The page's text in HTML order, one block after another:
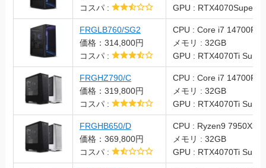
コスパ :
GPU : RTX4070Super
FRGLB760/SG2
価格：314,800円
コスパ :
CPU : Core i7 14700F
メモリ : 32GB
GPU : RTX4070Ti Super
FRGHZ790/C
価格：319,800円
コスパ :
CPU : Core i7 14700F
メモリ : 32GB
GPU : RTX4070Ti Super
FRGHB650/D
価格：369,800円
コスパ :
CPU : Ryzen9 7950X3D
メモリ : 32GB
GPU : RTX4070Ti Super